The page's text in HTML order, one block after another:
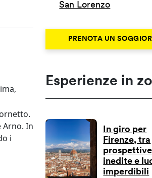
In
i
San Lorenzo
PRENOTA UN
Esperienze in
In giro per
Firenze, tra
prospettive
inedite e
imperdibili